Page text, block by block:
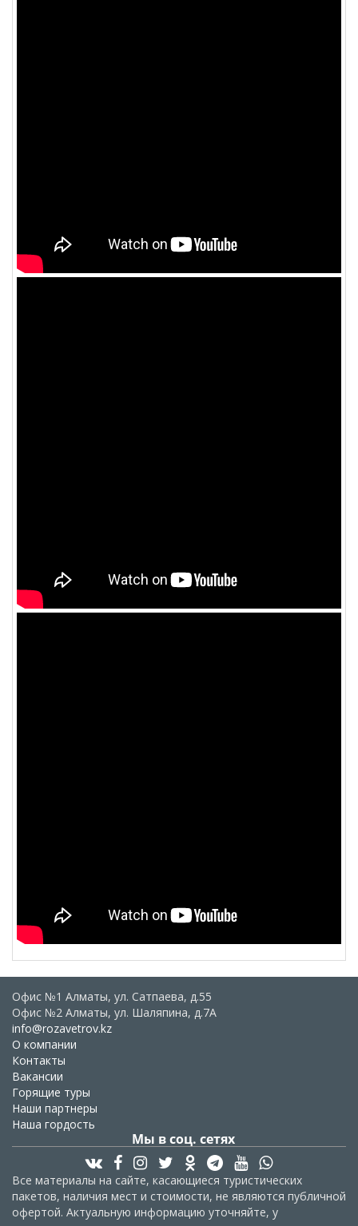
Офис №1 Алматы, ул. Сатпаева, д.55
Офис №2 Алматы, ул. Шаляпина, д.7А
info@rozavetrov.kz
О компании
Контакты
Вакансии
Горящие туры
Наши партнеры
Наша гордость
Мы в соц. сетях
Все материалы на сайте, касающиеся туристических
пакетов, наличия мест и стоимости, не являются публичной
офертой. Актуальную информацию уточняйте, у